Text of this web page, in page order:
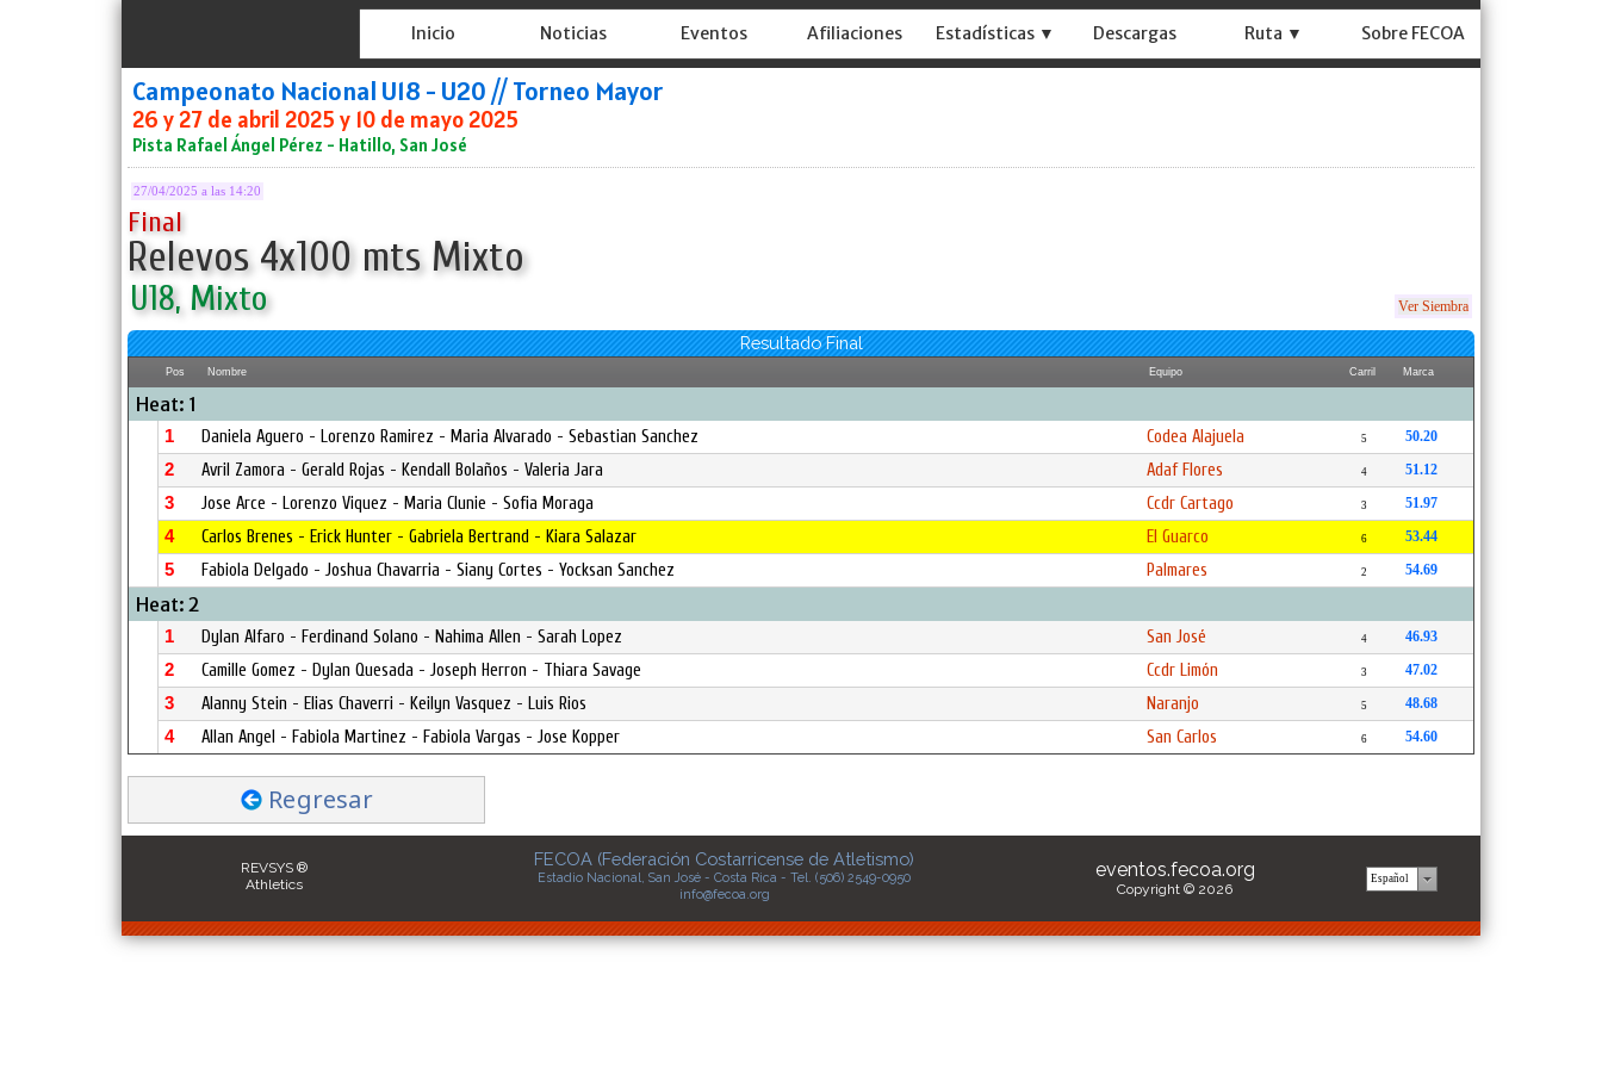
Inicio Noticias Eventos Afiliaciones Estadísticas ▼ Descargas Ruta ▼ Sobre FECOA
Campeonato Nacional U18 - U20 // Torneo Mayor
26 y 27 de abril 2025 y 10 de mayo 2025
Pista Rafael Ángel Pérez - Hatillo, San José
27/04/2025 a las 14:20
Final
Relevos 4x100 mts Mixto
U18, Mixto Ver Siembra
Resultado Final
Pos Nombre Equipo Carril Marca
Heat: 1
1 Daniela Aguero - Lorenzo Ramirez - Maria Alvarado - Sebastian Sanchez Codea Alajuela 5 50.20
2 Avril Zamora - Gerald Rojas - Kendall Bolaños - Valeria Jara Adaf Flores 4 51.12
3 Jose Arce - Lorenzo Viquez - Maria Clunie - Sofia Moraga Ccdr Cartago 3 51.97
4 Carlos Brenes - Erick Hunter - Gabriela Bertrand - Kiara Salazar El Guarco 6 53.44
5 Fabiola Delgado - Joshua Chavarria - Siany Cortes - Yocksan Sanchez Palmares 2 54.69
Heat: 2
1 Dylan Alfaro - Ferdinand Solano - Nahima Allen - Sarah Lopez San José 4 46.93
2 Camille Gomez - Dylan Quesada - Joseph Herron - Thiara Savage Ccdr Limón 3 47.02
3 Alanny Stein - Elias Chaverri - Keilyn Vasquez - Luis Rios Naranjo 5 48.68
4 Allan Angel - Fabiola Martinez - Fabiola Vargas - Jose Kopper San Carlos 6 54.60
Regresar
REVSYS ®
Athletics
FECOA (Federación Costarricense de Atletismo)
Estadio Nacional, San José - Costa Rica - Tel. (506) 2549-0950
info@fecoa.org
eventos.fecoa.org
Copyright © 2026